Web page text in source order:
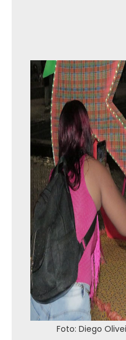
Foto: Diego